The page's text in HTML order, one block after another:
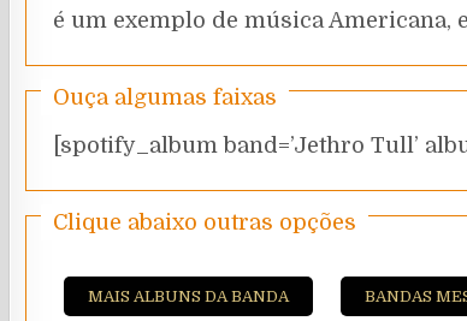
é um exemplo de música Americana,
Ouça algumas faixas
[spotify_album band=’Jethro Tull’
Clique abaixo outras opções
MAIS ALBUNS DA BANDA BANDAS